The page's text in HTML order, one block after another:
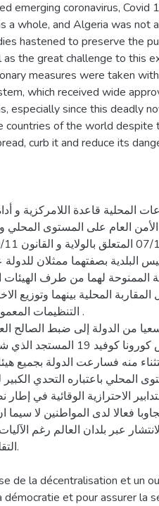
emerging coronavirus, Covid
a whole, and Algeria was not
hastened to preserve the
the great challenge to this
measures were taken
which received wide
especially since this deadly
countries of the world despite
curb it and reduce its
المحلية قاعدة اللامركزية و
العام على المستوى
البلدية بصفتهما ممثلان
الممنوحة لهما من طرف الهيئات
المقاربة المحلية بينهما وتوزيع
التنظيمات
من الدولة إلى ضبط الصالح
بفيروس كورونا كوفيد
منه فسارعت الدولة بجميع
المحلي باعتباره التحدي
الاحترازية الوقائية في
عبر بلدان العالم رغم
de la décentralisation et un
et pour assurer la